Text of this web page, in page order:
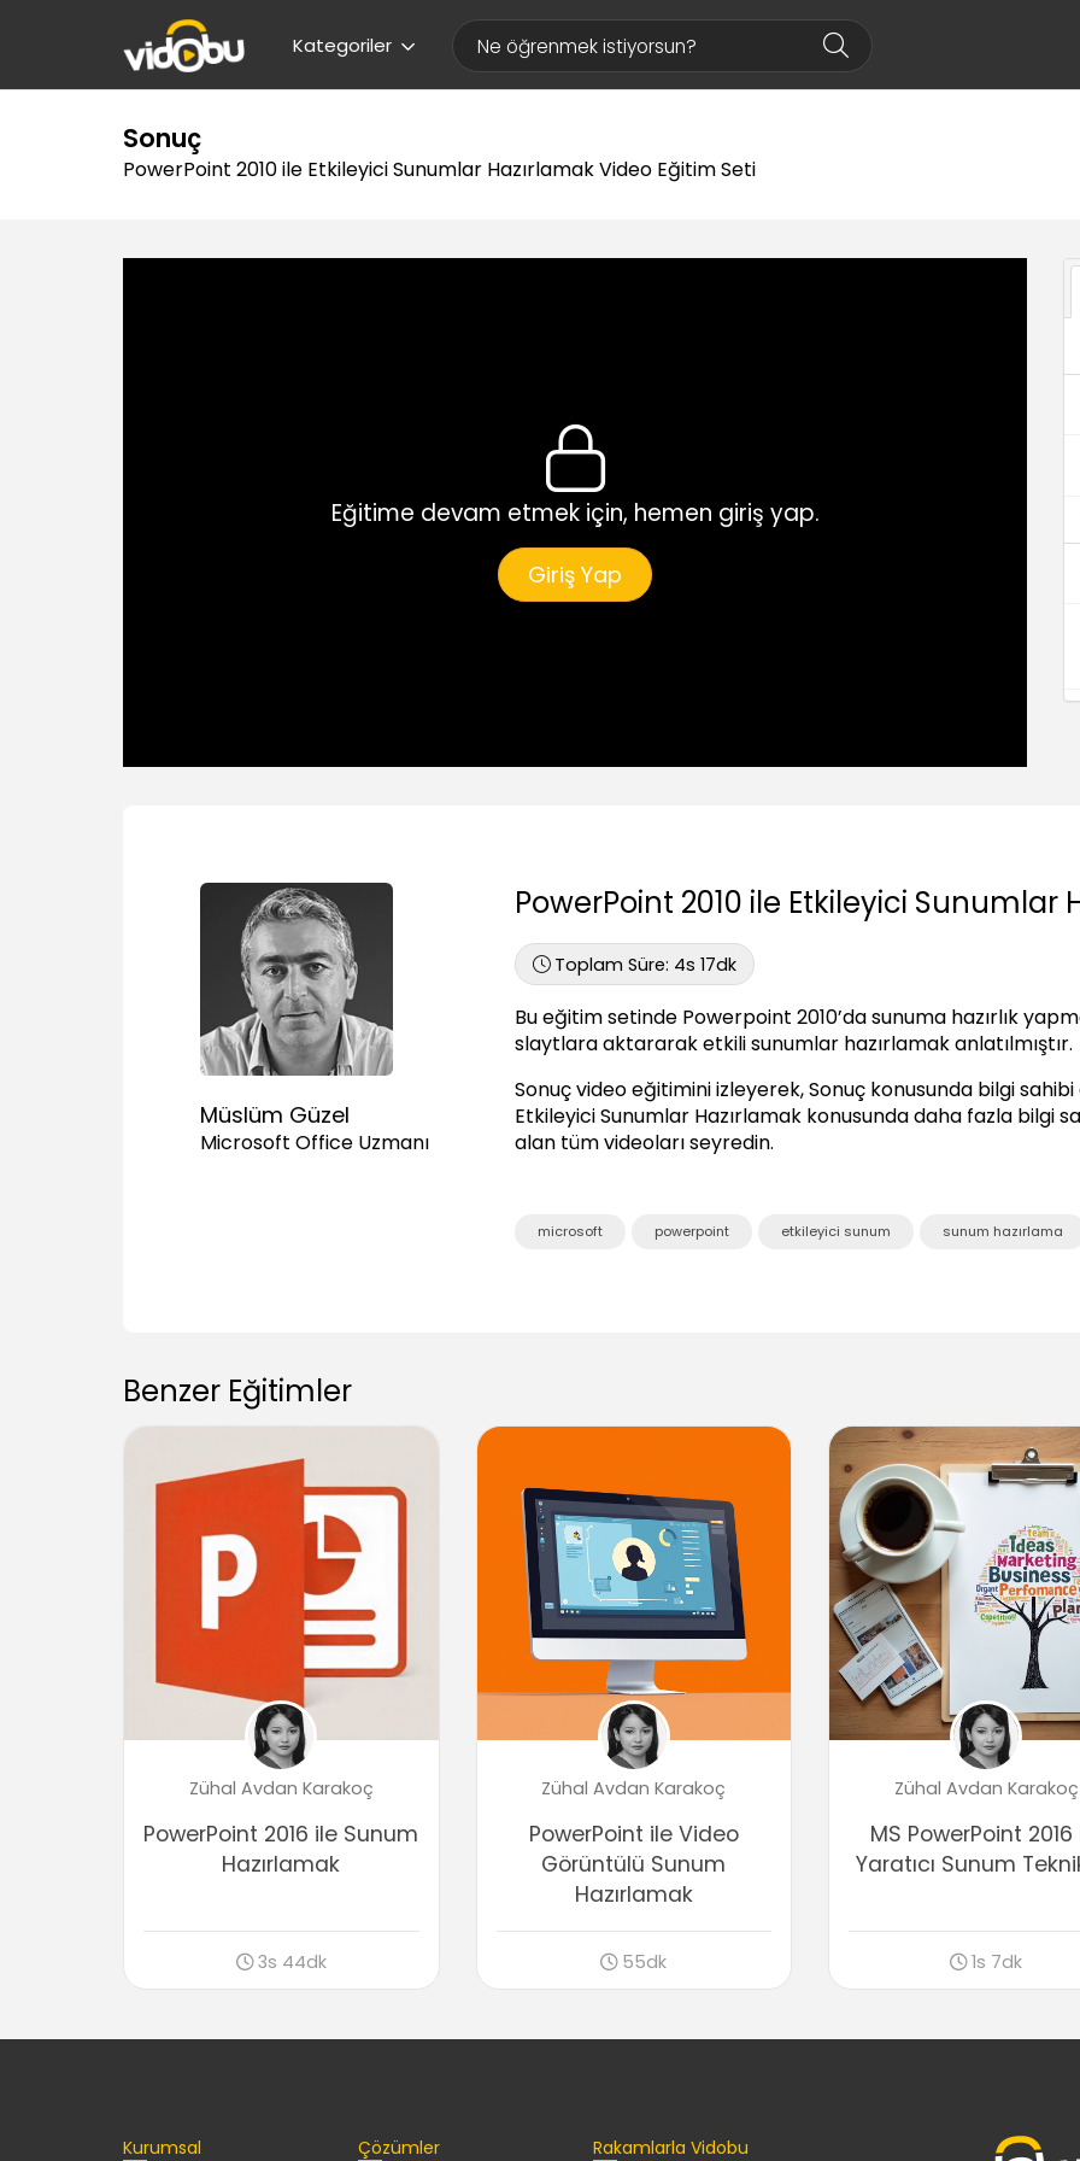
Kategoriler
Sonuç
PowerPoint 2010 ile Etkileyici Sunumlar Hazırlamak Video Eğitim Seti
Eğitime devam etmek için, hemen giriş yap.
Giriş Yap
Müslüm Güzel
Microsoft Office Uzmanı
PowerPoint 2010 ile Etkileyici Sunumlar
Toplam Süre: 4s 17dk
Bu eğitim setinde Powerpoint 2010’da sunuma hazırlık
slaytlara aktararak etkili sunumlar hazırlamak anlatılmıştır.
Sonuç video eğitimini izleyerek, Sonuç konusunda bilgi sahibi
Etkileyici Sunumlar Hazırlamakkonusunda daha fazla bilgi
alan tüm videoları seyredin.
microsoft powerpoint etkileyici sunum sunum hazırlama
Benzer Eğitimler
Zühal Avdan Karakoç
PowerPoint 2016 ile Sunum
Hazırlamak
3s 44dk
Zühal Avdan Karakoç
PowerPoint ile Video
Görüntülü Sunum
Hazırlamak
55dk
Zühal Avdan Karakoç
MS PowerPoint 2016
Yaratıcı Sunum
1s 7dk
Kurumsal Çözümler Rakamlarla Vidobu